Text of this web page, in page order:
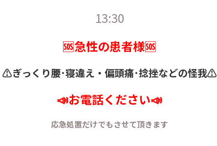
13:30
🆘急性の患者様🆘
⚠️ぎっくり腰･寝違え・ 偏頭痛･捻挫などの怪我⚠️
📣お電話ください📣
応急処置だけでもさせて頂きます